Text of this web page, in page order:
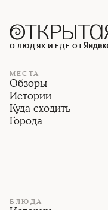
О ЛЮДЯХ И ЕДЕ ОТ
МЕСТА
Обзоры
Истории
Куда сходить
Города
БЛЮДА